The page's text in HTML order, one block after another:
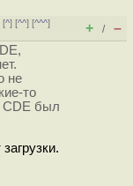
[^] [^^] [^^^]
+ / –
не
то
CDE был